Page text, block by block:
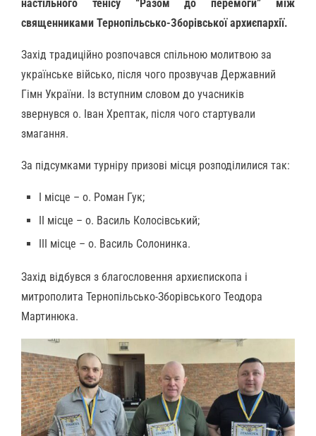
настільного тенісу “Разом до перемоги” між
священниками Тернопільсько-Зборівської архиєпархії.
Захід традиційно розпочався спільною молитвою за
українське військо, після чого прозвучав Державний
Гімн України. Із вступним словом до учасників
звернувся о. Іван Хрептак, після чого стартували
змагання.
За підсумками турніру призові місця розподілилися так:
І місце – о. Роман Гук;
ІІ місце – о. Василь Колосівський;
ІІІ місце – о. Василь Солонинка.
Захід відбувся з благословення архиєпископа і
митрополита Тернопільсько-Зборівського Теодора
Мартинюка.